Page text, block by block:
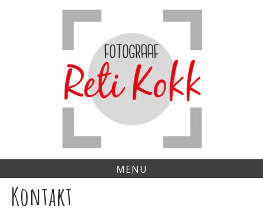
MENU
Kontakt